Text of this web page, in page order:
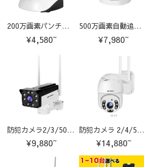
200万画素パンチルト対応で範囲調整可能！Z-M3
¥4,580~
500万画素自動追跡夜間撮影パンチルト対応 Z-GB105
¥7,980~
防犯カメラ2/3/500万画素パンチルト対応AI検知機能搭載 C-GB212
¥9,880~
防犯カメラ 2/4/500万画素 パンチルト対応 AI検知機能付き C-GB213
¥14,880~